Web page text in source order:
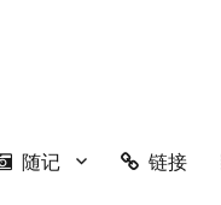
随记 链接